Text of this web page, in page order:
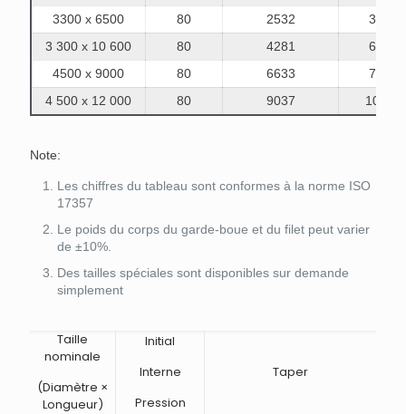
3300 x 6500
80 2532
3961
3 300 x 10 600
80 4281
6907
4500 x 9000
80 6633
7551
4 500 x 12 000
80 9037 10490
Note:
Les chiffres du tableau sont conformes à la norme ISO
17357
Le poids du corps du garde-boue et du filet peut varier
de ±10%.
Des tailles spéciales sont disponibles sur demande
simplement
Taille
nominale
(Diamètre ×
Longueur)
Initial
Interne
Pression
Taper